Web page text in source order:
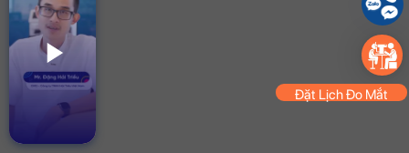
Đặt Lịch Đo Mắt